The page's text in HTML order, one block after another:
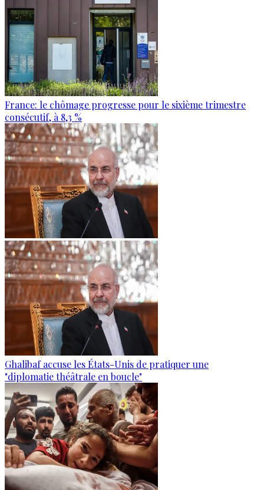
France: le chômage progresse pour le sixième trimestre
consécutif, à 8,3 %
Ghalibaf accuse les États-Unis de pratiquer une
"diplomatie théâtrale en boucle"